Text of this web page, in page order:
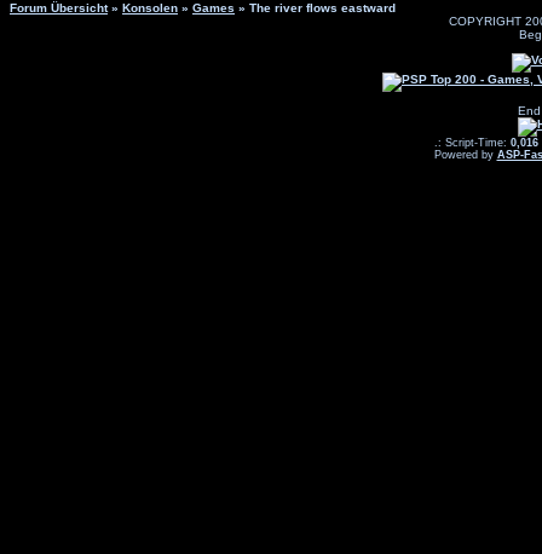
Forum Übersicht » Konsolen » Games » The river flows eastward
COPYRIGHT
.: Script-Time: 0,016
Powered by ASP-